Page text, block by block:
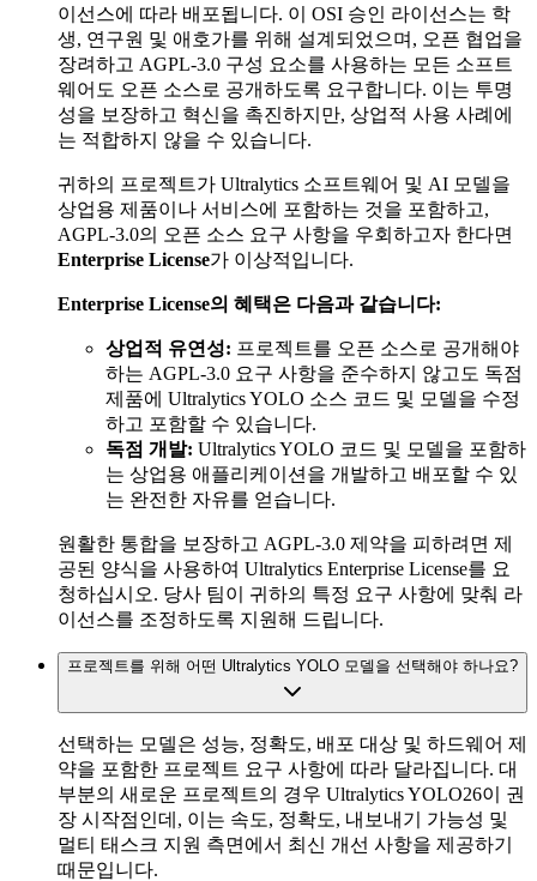
이선스에 따라 배포됩니다. 이 OSI 승인 라이선스는 학
생, 연구원 및 애호가를 위해 설계되었으며, 오픈 협업을
장려하고 AGPL-3.0 구성 요소를 사용하는 모든 소프트
웨어도 오픈 소스로 공개하도록 요구합니다. 이는 투명
성을 보장하고 혁신을 촉진하지만, 상업적 사용 사례에
는 적합하지 않을 수 있습니다.
귀하의 프로젝트가 Ultralytics 소프트웨어 및 AI 모델을
상업용 제품이나 서비스에 포함하는 것을 포함하고,
AGPL-3.0의 오픈 소스 요구 사항을 우회하고자 한다면
Enterprise License가 이상적입니다.
Enterprise License의 혜택은 다음과 같습니다:
상업적 유연성: 프로젝트를 오픈 소스로 공개해야
하는 AGPL-3.0 요구 사항을 준수하지 않고도 독점
제품에 Ultralytics YOLO 소스 코드 및 모델을 수정
하고 포함할 수 있습니다.
독점 개발: Ultralytics YOLO 코드 및 모델을 포함하
는 상업용 애플리케이션을 개발하고 배포할 수 있
는 완전한 자유를 얻습니다.
원활한 통합을 보장하고 AGPL-3.0 제약을 피하려면 제
공된 양식을 사용하여 Ultralytics Enterprise License를 요
청하십시오. 당사 팀이 귀하의 특정 요구 사항에 맞춰 라
이선스를 조정하도록 지원해 드립니다.
프로젝트를 위해 어떤 Ultralytics YOLO 모델을 선택해야 하나요?
선택하는 모델은 성능, 정확도, 배포 대상 및 하드웨어 제
약을 포함한 프로젝트 요구 사항에 따라 달라집니다. 대
부분의 새로운 프로젝트의 경우 Ultralytics YOLO26이 권
장 시작점인데, 이는 속도, 정확도, 내보내기 가능성 및
멀티 태스크 지원 측면에서 최신 개선 사항을 제공하기
때문입니다.